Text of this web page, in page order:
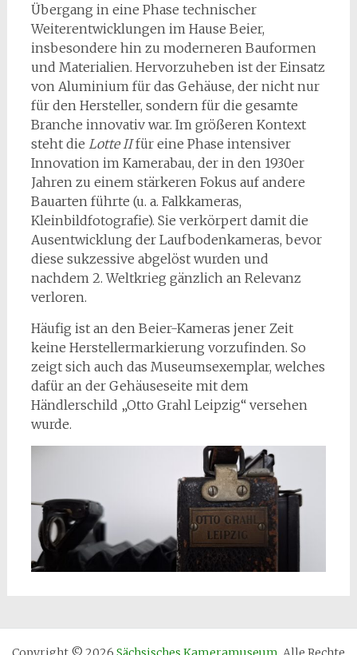
Übergang in eine Phase technischer
Weiterentwicklungen im Hause Beier,
insbesondere hin zu moderneren Bauformen
und Materialien. Hervorzuheben ist der Einsatz
von Aluminium für das Gehäuse, der nicht nur
für den Hersteller, sondern für die gesamte
Branche innovativ war. Im größeren Kontext
steht die Lotte IIfür eine Phase intensiver
Innovation im Kamerabau, der in den 1930er
Jahren zu einem stärkeren Fokus auf andere
Bauarten führte (u. a. Falkkameras,
Kleinbildfotografie). Sie verkörpert damit die
Ausentwicklung der Laufbodenkameras, bevor
diese sukzessive abgelöst wurden und
nachdem 2. Weltkrieg gänzlich an Relevanz
verloren.
Häufig ist an den Beier-Kameras jener Zeit
keine Herstellermarkierung vorzufinden. So
zeigt sich auch das Museumsexemplar, welches
dafür an der Gehäuseseite mit dem
Händlerschild „Otto Grahl Leipzig“ versehen
wurde.